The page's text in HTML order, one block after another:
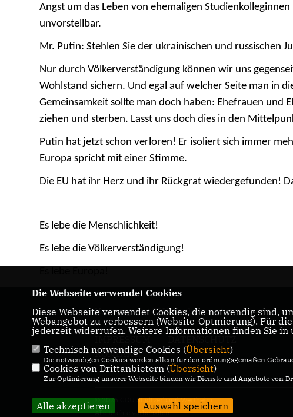
Angst um das Leben von ehemaligen
unvorstellbar.
Mr. Putin: Stehlen Sie der ukrainischen und russischen
Nur durch Völkerverständigung können wir uns
Wohlstand sichern. Und egal auf welcher Seite man in
Gemeinsamkeit sollte man doch haben: Ehefrauen und
ziehen und sterben. Lasst uns doch dies in den
Putin hat jetzt schon verloren! Er isoliert sich immer
Europa spricht mit einer Stimme.
Die EU hat ihr Herz und ihr Rückgrat wiedergefunden!
Es lebe die Menschlichkeit!
Es lebe die Völkerverständigung!
Homepage der CDU Wertheim
KONTAKT
© 2026 CDU Stadtverband Wertheim
Alle Rechte vorbehalten.
Die Webseite verwendet Cookies
Diese Webseite verwendet Cookies, die notwendig sind,
Webangebot zu verbessern (Website-Optmierung). Für
jederzeit widerrufen. Weitere Informationen finden Sie in
Technisch notwendige Cookies (Übersicht)
Die notwendigen Cookies werden allein für den ordnungsgemäßen
Cookies von Drittanbietern (Übersicht)
Zur Optimierung unserer Webseite binden wir Dienste und Angebote von
Alle akzeptieren Auswahl speichern